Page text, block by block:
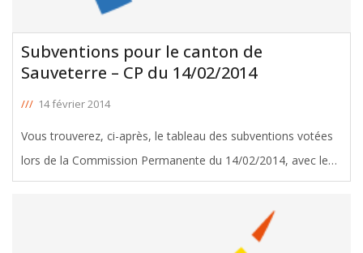
Subventions pour le canton de
Sauveterre – CP du 14/02/2014
/// 14 février 2014
Vous trouverez, ci-après, le tableau des subventions votées
lors de la Commission Permanente du 14/02/2014, avec le
soutien d'Yves d'Amécourt, Conseiller Général de Sauveterre.